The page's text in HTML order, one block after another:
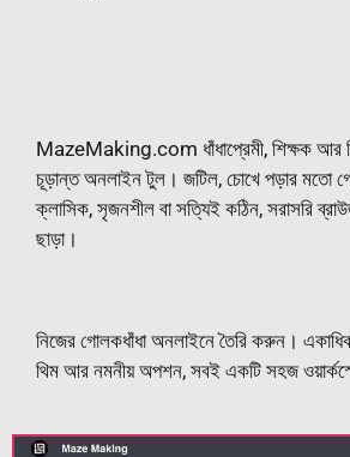
MazeMaking.com ধাঁধাপ্রেমী, শিক্ষক আর
চূড়ান্ত অনলাইন টুল। জটিল, চোখে পড়ার মতো
ক্লাসিক, সৃজনশীল বা সত্যিই কঠিন, সরাসরি
ছাড়া।
নিজের গোলকধাঁধা অনলাইনে তৈরি করুন।
থিম আর নমনীয় অপশন, সবই একটি সহজ